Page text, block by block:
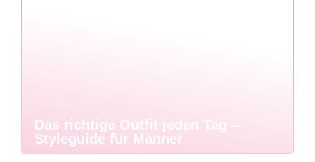
Das richtige Outfit jeden Tag –
Styleguide für Männer